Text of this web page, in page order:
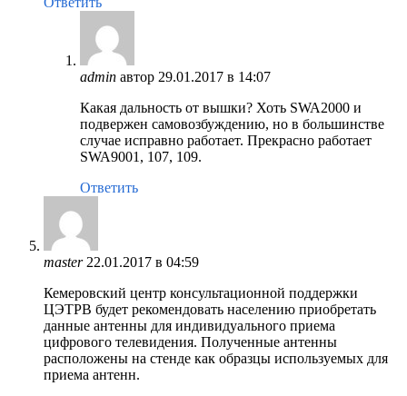
admin автор 29.01.2017 в 14:07
Какая дальность от вышки? Хоть SWA2000 и
подвержен самовозбуждению, но в большинстве
случае исправно работает. Прекрасно работает
SWA9001, 107, 109.
Ответить
master 22.01.2017 в 04:59
Кемеровский центр консультационной поддержки
ЦЭТРВ будет рекомендовать населению приобретать
данные антенны для индивидуального приема
цифрового телевидения. Полученные антенны
расположены на стенде как образцы используемых для
приема антенн.